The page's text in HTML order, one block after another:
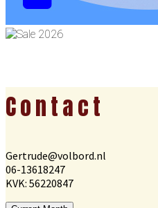
Footer
Contact
Gertrude@volbord.nl
06-13618247
KVK: 56220847